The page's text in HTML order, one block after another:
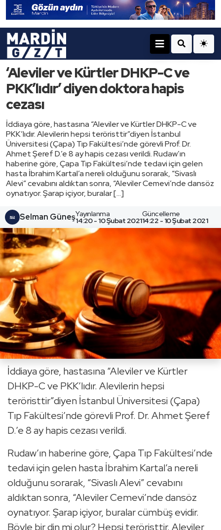
‘Aleviler ve Kürtler DHKP-C ve
PKK’lıdır’ diyen doktora hapis
cezası
İddiaya göre, hastasına “Aleviler ve Kürtler DHKP-C ve
PKK’lıdır. Alevilerin hepsi teröristtir”diyen İstanbul
Üniversitesi (Çapa) Tıp Fakültesi’nde görevli Prof. Dr.
Ahmet Şeref D.’e 8 ay hapis cezası verildi. Rudaw’ın
haberine göre, Çapa Tıp Fakültesi’nde tedavi için gelen
hasta İbrahim Kartal’a nereli olduğunu sorarak, “Sivaslı
Alevi” cevabını aldıktan sonra, “Aleviler Cemevi’nde dansöz
oynatıyor. Şarap içiyor, buralar […]
Selman GüneşYayınlanma
14:20 - 10 Şubat 2021
Güncelleme
14:22 - 10 Şubat 2021
İddiaya göre, hastasına “Aleviler ve Kürtler
DHKP-C ve PKK’lıdır. Alevilerin hepsi
teröristtir”diyen İstanbul Üniversitesi (Çapa)
Tıp Fakültesi’nde görevli Prof. Dr. Ahmet Şeref
D.’e 8 ay hapis cezası verildi.
Rudaw’ın haberine göre, Çapa Tıp Fakültesi’nde
tedavi için gelen hasta İbrahim Kartal’a nereli
olduğunu sorarak, “Sivaslı Alevi” cevabını
aldıktan sonra, “Aleviler Cemevi’nde dansöz
oynatıyor. Şarap içiyor, buralar cümbüş evidir.
Böyle bir din mi olur? Hepsi teröristtir. Aleviler